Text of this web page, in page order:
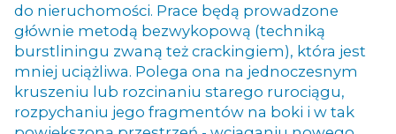
do nieruchomości. Prace będą prowadzone
głównie metodą bezwykopową (techniką
burstliningu zwaną też crackingiem), która jest
mniej uciążliwa. Polega ona na jednoczesnym
kruszeniu lub rozcinaniu starego rurociągu,
rozpychaniu jego fragmentów na boki i w tak